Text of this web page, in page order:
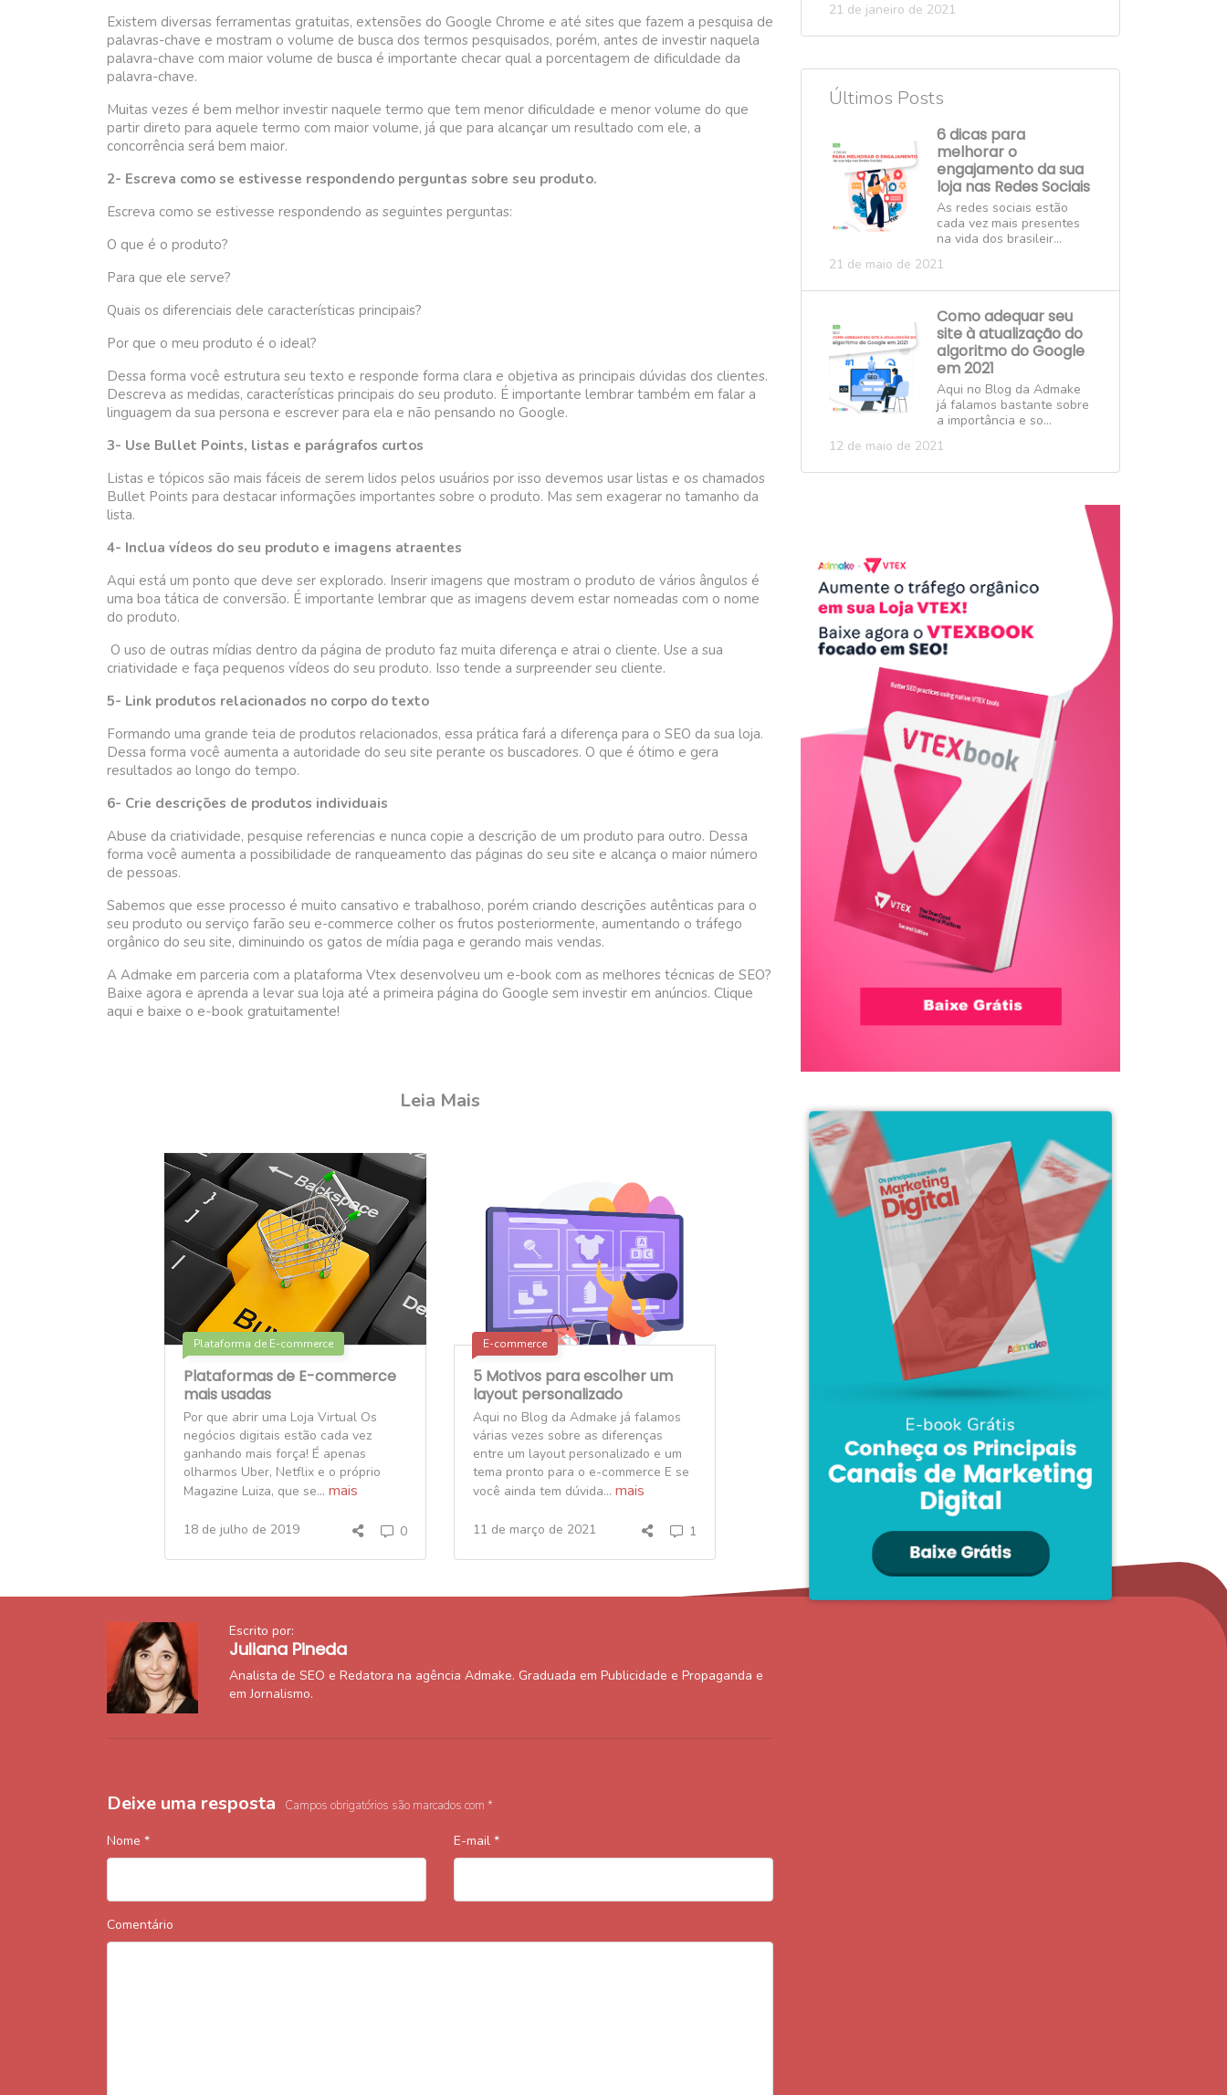
Existem diversas ferramentas gratuitas, extensões do Google Chrome e até sites que fazem a pesquisa de
palavras-chave e mostram o volume de busca dos termos pesquisados, porém, antes de investir naquela
palavra-chave com maior volume de busca é importante checar qual a porcentagem de dificuldade da
palavra-chave.
Muitas vezes é bem melhor investir naquele termo que tem menor dificuldade e menor volume do que
partir direto para aquele termo com maior volume, já que para alcançar um resultado com ele, a
concorrência será bem maior.
2- Escreva como se estivesse respondendo perguntas sobre seu produto.
Escreva como se estivesse respondendo as seguintes perguntas:
O que é o produto?
Para que ele serve?
Quais os diferenciais dele características principais?
Por que o meu produto é o ideal?
Dessa forma você estrutura seu texto e responde forma clara e objetiva as principais dúvidas dos clientes.
Descreva as medidas, características principais do seu produto. É importante lembrar também em falar a
linguagem da sua persona e escrever para ela e não pensando no Google.
3- Use Bullet Points, listas e parágrafos curtos
Listas e tópicos são mais fáceis de serem lidos pelos usuários por isso devemos usar listas e os chamados
Bullet Points para destacar informações importantes sobre o produto. Mas sem exagerar no tamanho da
lista.
4- Inclua vídeos do seu produto e imagens atraentes
Aqui está um ponto que deve ser explorado. Inserir imagens que mostram o produto de vários ângulos é
uma boa tática de conversão. É importante lembrar que as imagens devem estar nomeadas com o nome
do produto.
O uso de outras mídias dentro da página de produto faz muita diferença e atrai o cliente. Use a sua
criatividade e faça pequenos vídeos do seu produto. Isso tende a surpreender seu cliente.
5- Link produtos relacionados no corpo do texto
Formando uma grande teia de produtos relacionados, essa prática fará a diferença para o SEO da sua loja.
Dessa forma você aumenta a autoridade do seu site perante os buscadores. O que é ótimo e gera
resultados ao longo do tempo.
6- Crie descrições de produtos individuais
Abuse da criatividade, pesquise referencias e nunca copie a descrição de um produto para outro. Dessa
forma você aumenta a possibilidade de ranqueamento das páginas do seu site e alcança o maior número
de pessoas.
Sabemos que esse processo é muito cansativo e trabalhoso, porém criando descrições autênticas para o
seu produto ou serviço farão seu e-commerce colher os frutos posteriormente, aumentando o tráfego
orgânico do seu site, diminuindo os gatos de mídia paga e gerando mais vendas.
A Admake em parceria com a plataforma Vtex desenvolveu um e-book com as melhores técnicas de SEO?
Baixe agora e aprenda a levar sua loja até a primeira página do Google sem investir em anúncios. Clique
aqui e baixe o e-book gratuitamente!
Leia Mais
Plataforma de E-commerce
Plataformas de E-commerce
mais usadas
Por que abrir uma Loja Virtual Os
negócios digitais estão cada vez
ganhando mais força! É apenas
olharmos Uber, Netflix e o próprio
Magazine Luiza, que se...mais
18 de julho de 2019 0
E-commerce
5 Motivos para escolher um
layout personalizado
Aqui no Blog da Admake já falamos
várias vezes sobre as diferenças
entre um layout personalizado e um
tema pronto para o e-commerce E se
você ainda tem dúvida... mais
11 de março de 2021 1
21 de janeiro de 2021
Últimos Posts
6 dicas para
melhorar o
engajamento da sua
loja nas Redes Sociais
As redes sociais estão
cada vez mais presentes
na vida dos brasileir...
21 de maio de 2021
Como adequar seu
site à atualização do
algoritmo do Google
em 2021
Aqui no Blog da Admake
já falamos bastante sobre
a importância e so...
12 de maio de 2021
Escrito por:
Juliana Pineda
Analista de SEO e Redatora na agência Admake. Graduada em Publicidade e Propaganda e
em Jornalismo.
Deixe uma resposta Campos obrigatórios são marcados com *
Nome * E-mail *
Comentário